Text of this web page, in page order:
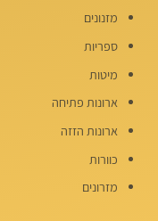
מזנונים
ספריות
מיטות
ארונות פתיחה
ארונות הזזה
כוורות
מזרונים